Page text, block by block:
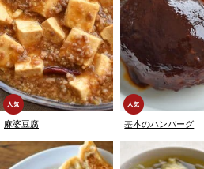
麻婆豆腐 基本のハンバーグ